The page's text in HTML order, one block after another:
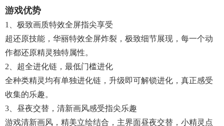
游戏优势
1、极致画质特效全屏指尖享受
超还原技能，华丽特效全屏炸裂，极致细节展现，每一个动
作都还原精灵独特属性。
2、超全进化链，最低门槛进化
全种类精灵均有单独进化链，升级即可解锁进化，真正感受
收集的乐趣。
3、昼夜交替，清新画风感受指尖乐趣
游戏清新画风，精美立绘结合，主界面昼夜交替，小精灵点